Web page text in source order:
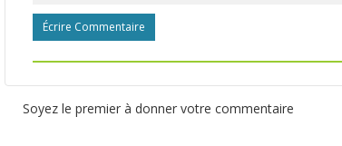
Écrire Commentaire
Soyez le premier à donner votre commentaire